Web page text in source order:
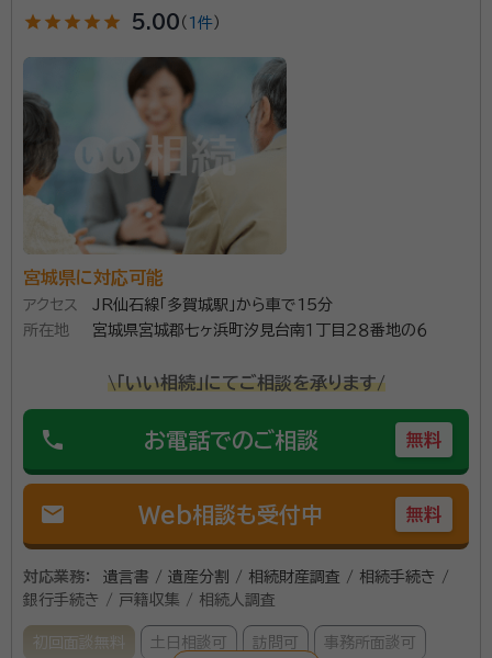
star star star star star 5.00 （ 1件）
宮城県に対応可能
アクセス
JR仙石線「多賀城駅」から車で15分
所在地
宮城県宮城郡七ヶ浜町汐見台南１丁目２８番地の６
\「いい相続」にてご相談を承ります/
phone お電話でのご相談 無料
mail Web相談も受付中 無料
対応業務：
遺言書 / 遺産分割 / 相続財産調査 / 相続手続き /
銀行手続き / 戸籍収集 / 相続人調査
初回面談無料 土日相談可 訪問可 事務所面談可